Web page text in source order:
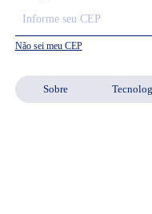
Sobre
Não sei meu CEP